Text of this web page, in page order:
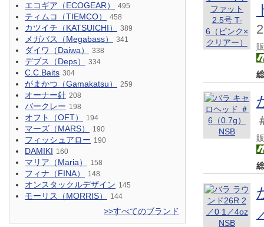
エコギア（ECOGEAR） 495
ティムコ（TIEMCO） 458
カツイチ（KATSUICHI） 389
メガバス（Megabass） 341
ダイワ（Daiwa） 338
デプス（Deps） 334
C.C.Baits 304
がまかつ（Gamakatsu） 259
オーナー針 208
バークレー 198
オフト（OFT） 194
マーズ（MARS） 190
フィッシュアロー 190
DAMIKI 160
マリア（Maria） 158
フィナ（FINA） 148
オンスタックルデザイン 145
モーリス（MORRIS） 144
>>すべてのブランド